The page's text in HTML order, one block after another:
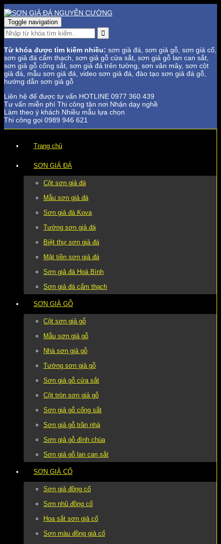
Toggle navigation
Từ khóa được tìm kiếm nhiều: sơn giả đá, sơn giả gỗ, sơn giả cổ,
sơn giả đá cẩm thạch, sơn giả gỗ cửa sắt, sơn giả gỗ lan can sắt,
sơn giả gỗ cổng sắt, sơn giả đá trên tường, sơn vân mây, sơn cột
giả đá, mẫu sơn giả đá, video sơn giả đá, đào tạo sơn giả đá gỗ,
hướng dẫn sơn giả gỗ
Liên hệ để được tư vấn HOTLINE 0977 360 439
Tư vấn miễn phí Thi công tận nơi Nhận dạy nghề
Làm theo ý khách Nhiều mẫu lựa chọn
Thi công gọi 0989 946 621
Trang chủ
SƠN GIẢ ĐÁ
Cột sơn giả đá
Mẫu sơn giả đá
Sơn giả đá Kova
Tường sơn giả đá
Biệt thự sơn giả đá
Mặt tiền sơn giả đá
Sơn giả đá Hoà Bình
Sơn giả đá cẩm thạch
SƠN GIẢ GỖ
Cột sơn giả gỗ
Mẫu sơn giả gỗ
Nhà sơn giả gỗ
Tường sơn giả gỗ
Sơn giả gỗ cửa sắt
Cột tròn sơn giả gỗ
Sơn giả gỗ cổng sắt
Sơn giả gỗ trần nhà
Sơn giả gỗ đình chùa
Sơn giả gỗ lan can sắt
SƠN GIẢ CỔ
Sơn giả đồng cổ
Sơn nhũ đồng cổ
Hoa sắt sơn giả cổ
Sơn màu đồng giả cổ